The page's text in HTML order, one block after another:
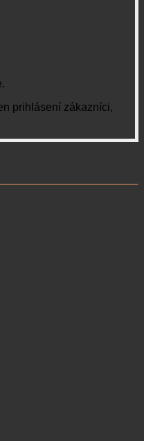
prihlásení zákazníci,